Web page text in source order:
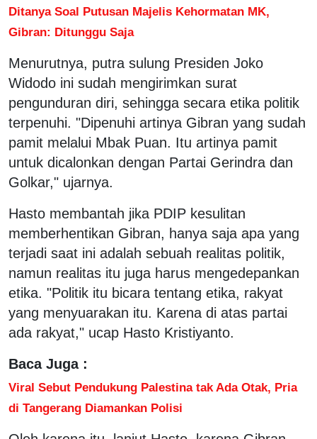
Ditanya Soal Putusan Majelis Kehormatan MK,
Gibran: Ditunggu Saja
Menurutnya, putra sulung Presiden Joko
Widodo ini sudah mengirimkan surat
pengunduran diri, sehingga secara etika politik
terpenuhi. "Dipenuhi artinya Gibran yang sudah
pamit melalui Mbak Puan. Itu artinya pamit
untuk dicalonkan dengan Partai Gerindra dan
Golkar," ujarnya.
Hasto membantah jika PDIP kesulitan
memberhentikan Gibran, hanya saja apa yang
terjadi saat ini adalah sebuah realitas politik,
namun realitas itu juga harus mengedepankan
etika. "Politik itu bicara tentang etika, rakyat
yang menyuarakan itu. Karena di atas partai
ada rakyat," ucap Hasto Kristiyanto.
Baca Juga :
Viral Sebut Pendukung Palestina tak Ada Otak, Pria
di Tangerang Diamankan Polisi